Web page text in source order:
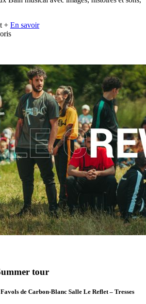
+ En savoir
tour
de Carbon-Blanc Salle Le Reflet – Tresses